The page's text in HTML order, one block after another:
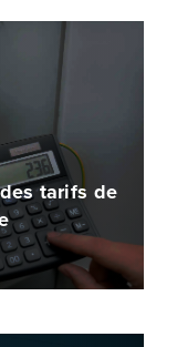
tarifs de